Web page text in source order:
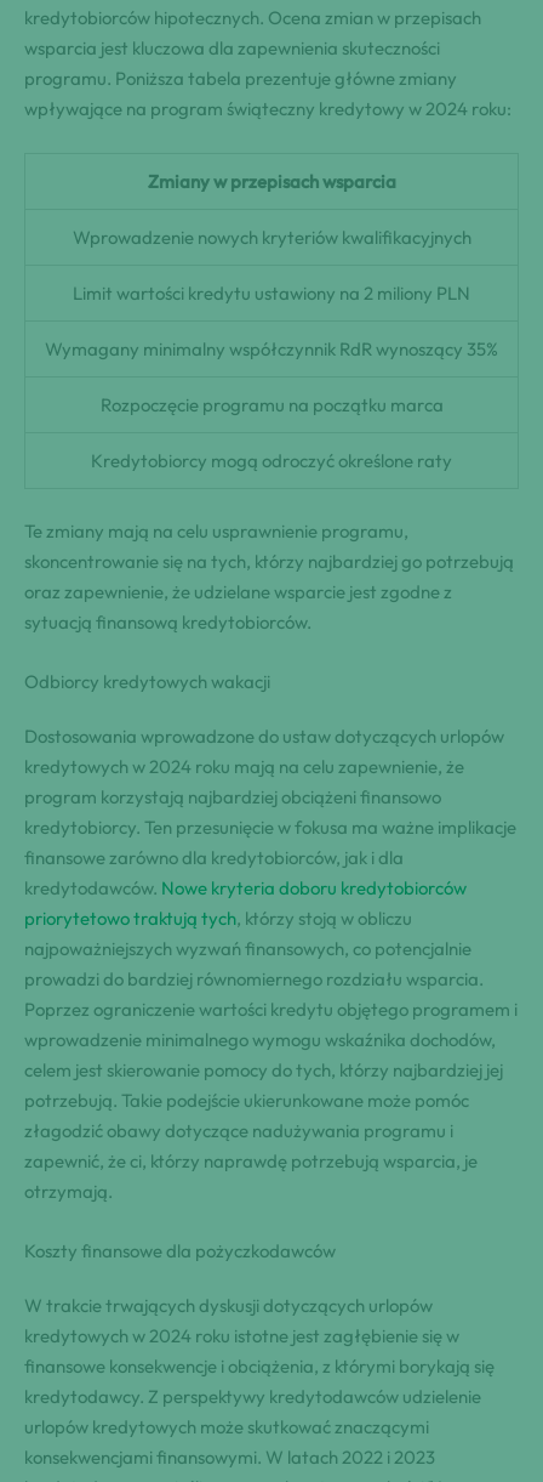
kredytobiorców hipotecznych. Ocena zmian w przepisach
wsparcia jest kluczowa dla zapewnienia skuteczności
programu. Poniższa tabela prezentuje główne zmiany
wpływające na program świąteczny kredytowy w 2024 roku:
Zmiany w przepisach wsparcia
Wprowadzenie nowych kryteriów kwalifikacyjnych
Limit wartości kredytu ustawiony na 2 miliony PLN
Wymagany minimalny współczynnik RdR wynoszący 35%
Rozpoczęcie programu na początku marca
Kredytobiorcy mogą odroczyć określone raty
Te zmiany mają na celu usprawnienie programu,
skoncentrowanie się na tych, którzy najbardziej go potrzebują
oraz zapewnienie, że udzielane wsparcie jest zgodne z
sytuacją finansową kredytobiorców.
Odbiorcy kredytowych wakacji
Dostosowania wprowadzone do ustaw dotyczących urlopów
kredytowych w 2024 roku mają na celu zapewnienie, że
program korzystają najbardziej obciążeni finansowo
kredytobiorcy. Ten przesunięcie w fokusa ma ważne implikacje
finansowe zarówno dla kredytobiorców, jak i dla
kredytodawców. Nowe kryteria doboru kredytobiorców
priorytetowo traktują tych, którzy stoją w obliczu
najpoważniejszych wyzwań finansowych, co potencjalnie
prowadzi do bardziej równomiernego rozdziału wsparcia.
Poprzez ograniczenie wartości kredytu objętego programem i
wprowadzenie minimalnego wymogu wskaźnika dochodów,
celem jest skierowanie pomocy do tych, którzy najbardziej jej
potrzebują. Takie podejście ukierunkowane może pomóc
złagodzić obawy dotyczące nadużywania programu i
zapewnić, że ci, którzy naprawdę potrzebują wsparcia, je
otrzymają.
Koszty finansowe dla pożyczkodawców
W trakcie trwających dyskusji dotyczących urlopów
kredytowych w 2024 roku istotne jest zagłębienie się w
finansowe konsekwencje i obciążenia, z którymi borykają się
kredytodawcy. Z perspektywy kredytodawców udzielenie
urlopów kredytowych może skutkować znaczącymi
konsekwencjami finansowymi. W latach 2022 i 2023